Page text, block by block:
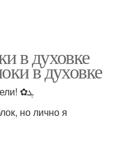
в духовке
в духовке
Здравствуйте Уважаемые читатели! ✿ܓ
но лично я